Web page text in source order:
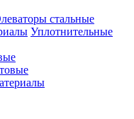
стальные
Уплотнительные